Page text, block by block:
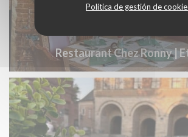
Política de gestión de
Restaurant Chez Ronny |